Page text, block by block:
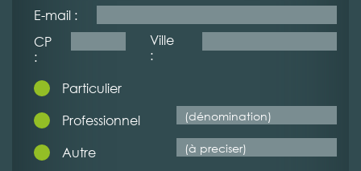
E-mail :
CP
:
Ville
:
Particulier
Professionnel
Autre